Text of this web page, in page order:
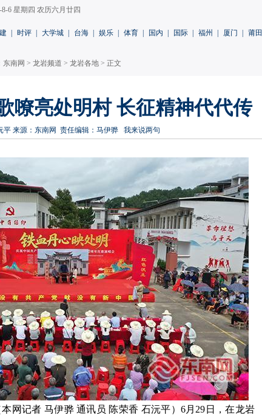
8-6 星期四 农历六月廿四
时评 大学城 台海 娱乐 体育 国内 国际 福州 厦门 莆田
东南网 > 龙岩频道 > 龙岩各地 > 正文
嘹亮处明村 长征精神代代传
平 来源：东南网 责任编辑：马伊骅 我来说两句
网记者 马伊骅 通讯员 陈荣香 石沅平） 6月29日，在龙岩